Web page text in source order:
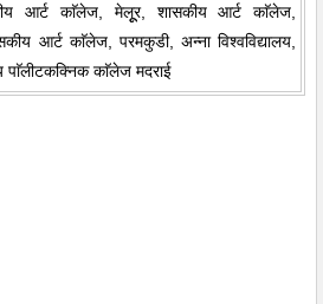
आर्ट काॅलेज, मेलूूर, शासकीय आर्ट काॅलेज,
आर्ट काॅलेज, परमकुडी, अन्ना विश्वविद्यालय,
पाॅलीटकक्निक काॅलेज मदराई